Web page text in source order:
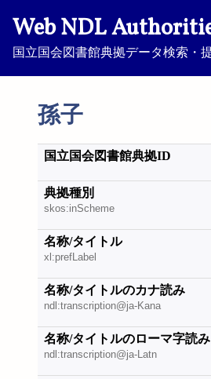
Web NDL
国立国会図書館典拠データ検索・
孫子
国立国会図書館典拠ID
典拠種別
skos:inScheme
名称/タイトル
xl:prefLabel
名称/タイトルのカナ読み
ndl:transcription@ja-Kana
名称/タイトルのローマ字読み
ndl:transcription@ja-Latn